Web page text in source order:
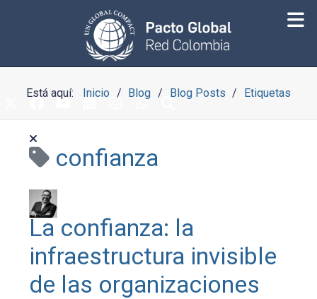
Está aquí: Inicio Blog Blog Posts Etiquetas
confianza
La confianza: la
infraestructura invisible
de las organizaciones